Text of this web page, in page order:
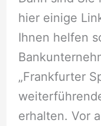
hier einige
Ihnen helfen
„Frankfurter
erhalten. Vor